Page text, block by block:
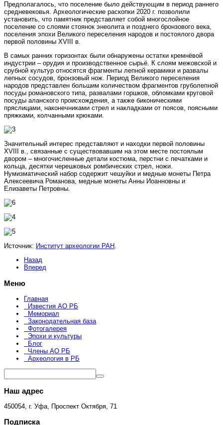
Предполагалось, что поселение было действующим в период раннего
средневековья. Археологические раскопки 2020 г. позволили
установить, что памятник представляет собой многослойное
поселение со слоями стоянок энеолита и позднего бронзового века,
поселения эпохи Великого переселения народов и постоялого двора
первой половины XVIII в.
В самых ранних горизонтах были обнаружены остатки кремнёвой
индустрии – орудия и производственное сырьё. К слоям межовской и
срубной культур относятся фрагменты лепной керамики и развалы
лепных сосудов, бронзовый нож. Период Великого переселения
народов представлен большим количеством фрагментов груболепной
посуды романовского типа, развалами горшков, обломками круговой
посуды аланского происхождения, а также биконическими
пряслицами, наконечниками стрел и накладками от поясов, поясными
пряжками, колчанными крюками.
Значительный интерес представляют и находки первой половины
XVIII в., связанные с существовавшим на этом месте постоялым
двором – многочисленные детали костюма, перстни с печатками и
кольца, десятки черешковых ромбических стрел, ножи.
Нумизматический набор содержит чешуйки и медные монеты Петра
Алексеевича Романова, медные монеты Анны Иоанновны и
Елизаветы Петровны.
Источник: Институт археологии РАН.
Назад
Вперед
Меню
Главная
Известия АО РБ
Мемориал
Законодательная база
Фотогалерея
Эпохи и культуры
Блог
Члены АО РБ
Археология в РБ
Наш адрес
450054, г. Уфа, Проспект Октября, 71
Подписка